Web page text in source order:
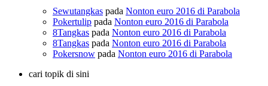
Sewutangkas pada Nonton euro 2016 di Parabola
Pokertulip pada Nonton euro 2016 di Parabola
8Tangkas pada Nonton euro 2016 di Parabola
8Tangkas pada Nonton euro 2016 di Parabola
Pokersnow pada Nonton euro 2016 di Parabola
cari topik di sini